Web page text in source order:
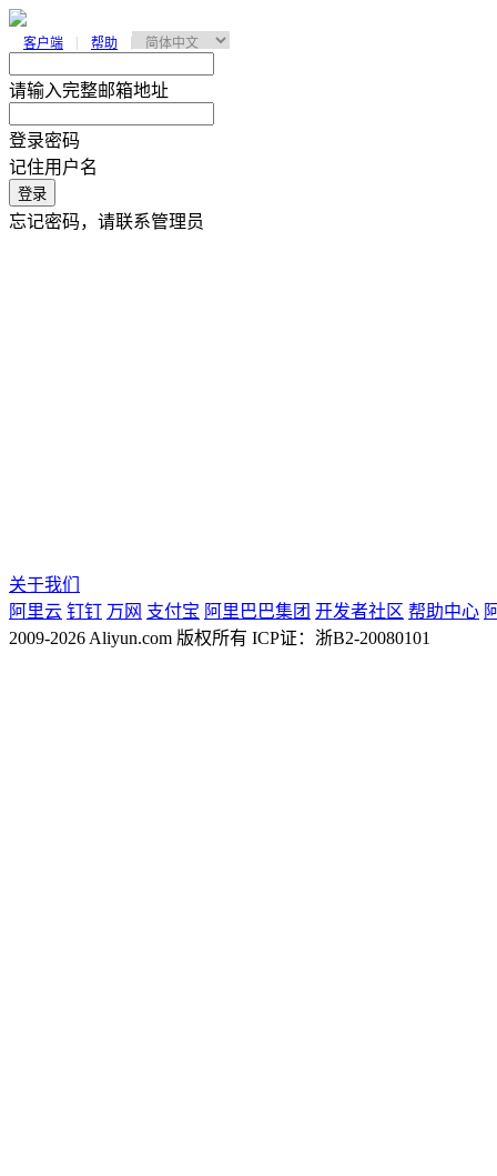
客户端 帮助
请输入完整邮箱地址
登录密码
记住用户名
登录
忘记密码，请联系管理员
关于我们
阿里云 钉钉 万网 支付宝 阿里巴巴集团 开发者社区 帮助中心
2009-2026 Aliyun.com 版权所有 ICP证：浙B2-20080101